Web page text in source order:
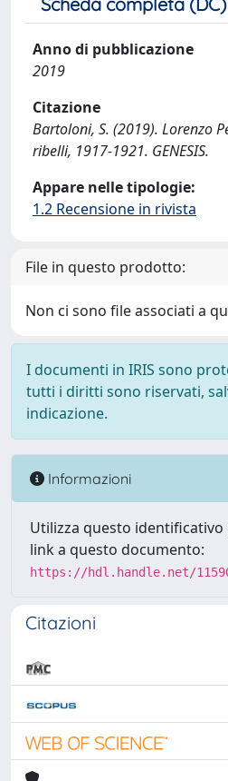
Anno di pubblicazione
2019
Citazione
Bartoloni, S. (2019). Lorenzo
ribelli, 1917-1921. GENESIS.
Appare nelle tipologie:
1.2 Recensione in rivista
File in questo prodotto:
Non ci sono file associati a
I documenti in IRIS sono
tutti i diritti sono riservati,
indicazione.
Informazioni
Utilizza questo
link a questo documento:
https://hdl.handle.net/
Citazioni